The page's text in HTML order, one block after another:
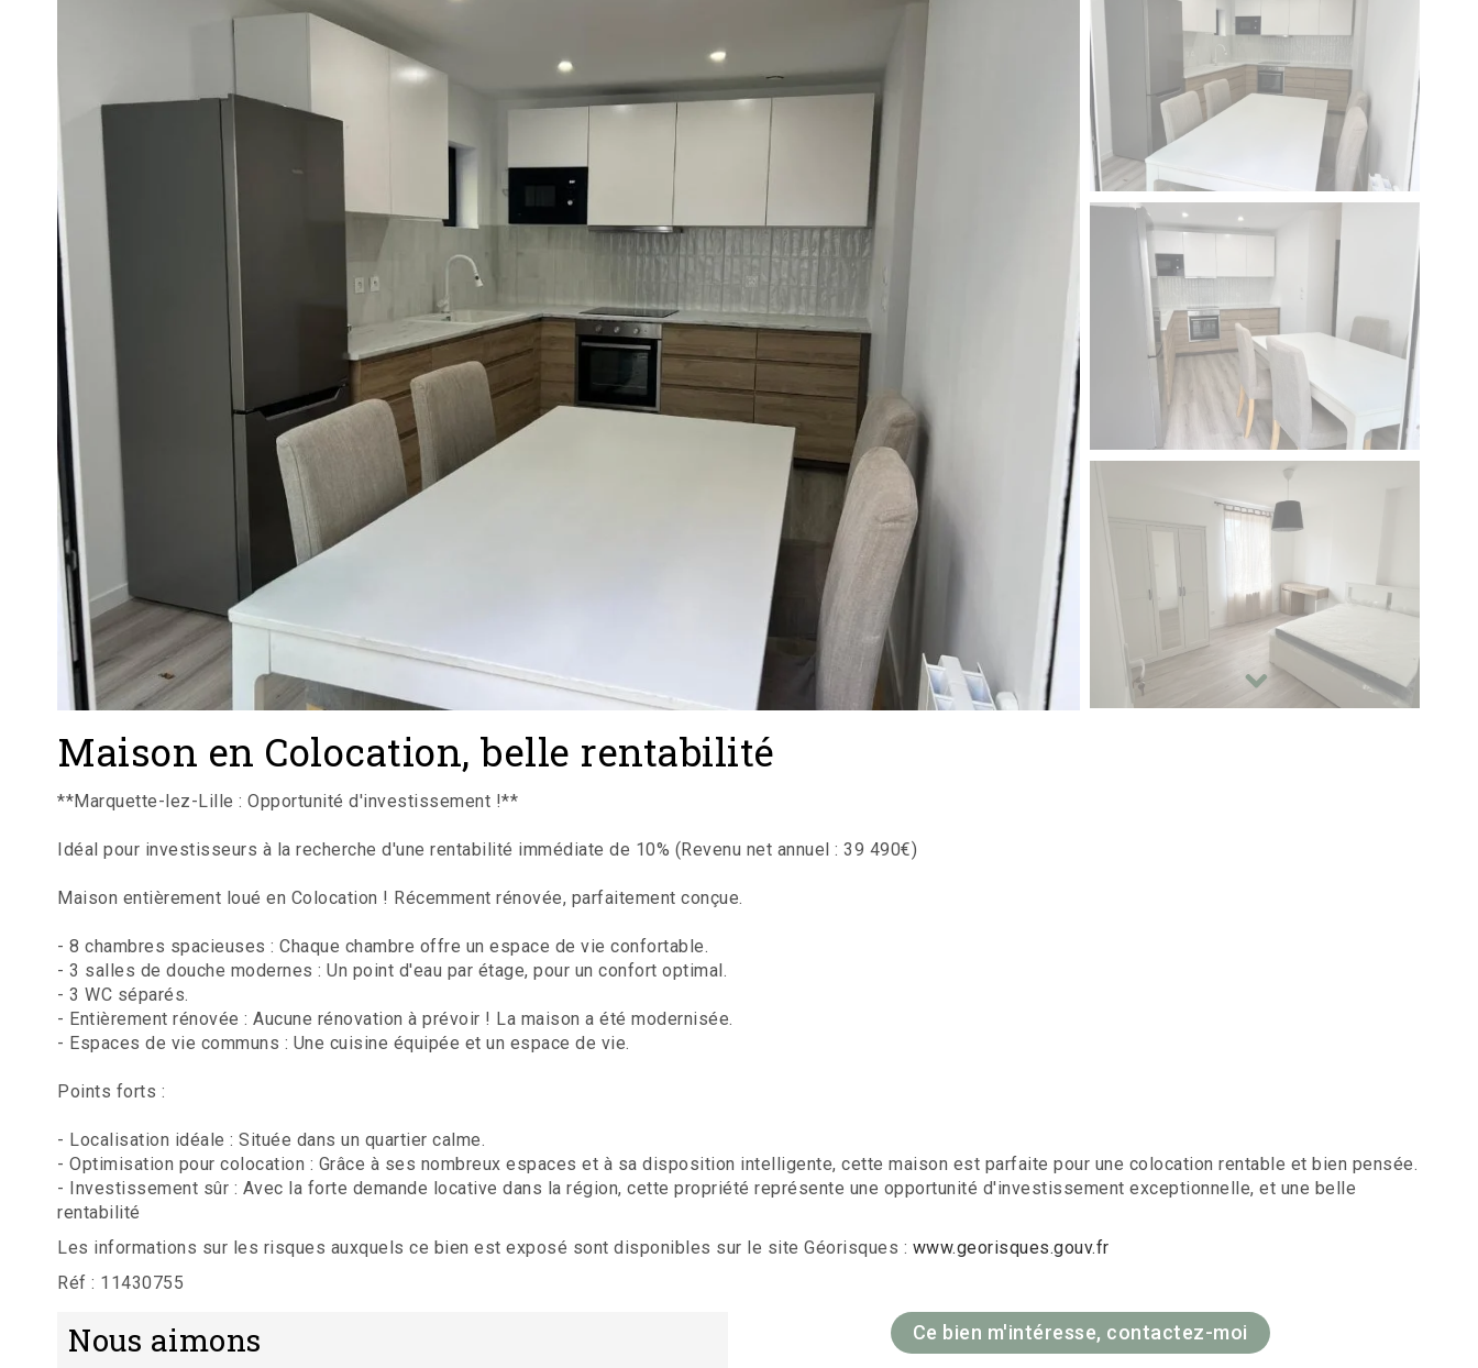
Maison en Colocation, belle rentabilité
**Marquette-lez-Lille : Opportunité d'investissement !**
Idéal pour investisseurs à la recherche d'une rentabilité immédiate de 10% (Revenu net annuel : 39 490€)
Maison entièrement loué en Colocation ! Récemment rénovée, parfaitement conçue.
- 8 chambres spacieuses : Chaque chambre offre un espace de vie confortable.
- 3 salles de douche modernes : Un point d'eau par étage, pour un confort optimal.
- 3 WC séparés.
- Entièrement rénovée : Aucune rénovation à prévoir ! La maison a été modernisée.
- Espaces de vie communs : Une cuisine équipée et un espace de vie.
Points forts :
- Localisation idéale : Située dans un quartier calme.
- Optimisation pour colocation : Grâce à ses nombreux espaces et à sa disposition intelligente, cette maison est parfaite pour une colocation rentable et bien pensée.
- Investissement sûr : Avec la forte demande locative dans la région, cette propriété représente une opportunité d'investissement exceptionnelle, et une belle
rentabilité
Les informations sur les risques auxquels ce bien est exposé sont disponibles sur le site Géorisques : www.georisques.gouv.fr
Réf : 11430755
Nous aimons Ce bien m'intéresse, contactez-moi